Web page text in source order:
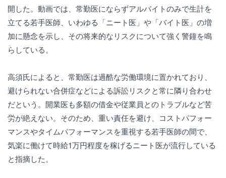
開した。動画では、常勤医にならずアルバイトのみで生計を
立てる若手医師、いわゆる「ニート医」や「バイト医」の増
加に懸念を示し、その将来的なリスクについて強く警鐘を鳴
らしている。
高須氏によると、常勤医は過酷な労働環境に置かれており、
避けられない合併症などによる訴訟リスクと常に隣り合わせ
だという。開業医も多額の借金や従業員とのトラブルなど苦
労が絶えない。そのため、重い責任を避け、コストパフォー
マンスやタイムパフォーマンスを重視する若手医師の間で、
気楽に働けて時給1万円程度を稼げるニート医が流行している
と指摘した。